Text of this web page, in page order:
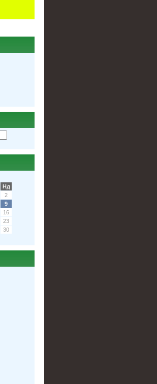
Нд
2
9
16
23
30